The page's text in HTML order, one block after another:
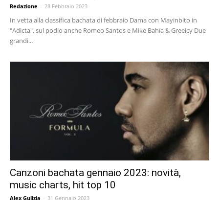
Redazione - 28 Febbraio 2023
In vetta alla classifica bachata di febbraio Dama con Mayinbito in
"Adicta", sul podio anche Romeo Santos e Mike Bahía & Greeicy Due
grandi...
Canzoni bachata gennaio 2023: novità,
music charts, hit top 10
Alex Gulizia - 31 Gennaio 2023